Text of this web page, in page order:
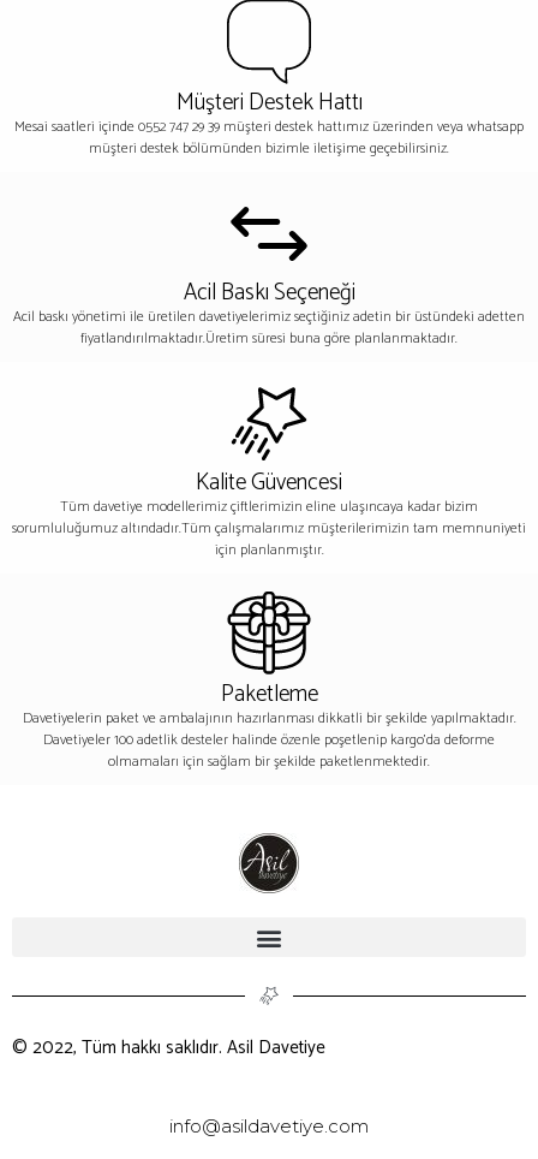
Müşteri Destek Hattı
Mesai saatleri içinde 0552 747 29 39 müşteri destek hattımız üzerinden veya whatsapp
müşteri destek bölümünden bizimle iletişime geçebilirsiniz.
Acil Baskı Seçeneği
Acil baskı yönetimi ile üretilen davetiyelerimiz seçtiğiniz adetin bir üstündeki adetten
fiyatlandırılmaktadır.Üretim süresi buna göre planlanmaktadır.
Kalite Güvencesi
Tüm davetiye modellerimiz çiftlerimizin eline ulaşıncaya kadar bizim
sorumluluğumuz altındadır.Tüm çalışmalarımız müşterilerimizin tam memnuniyeti
için planlanmıştır.
Paketleme
Davetiyelerin paket ve ambalajının hazırlanması dikkatli bir şekilde yapılmaktadır.
Davetiyeler 100 adetlik desteler halinde özenle poşetlenip kargo’da deforme
olmamaları için sağlam bir şekilde paketlenmektedir.
© 2022, Tüm hakkı saklıdır. Asil Davetiye
info@asildavetiye.com